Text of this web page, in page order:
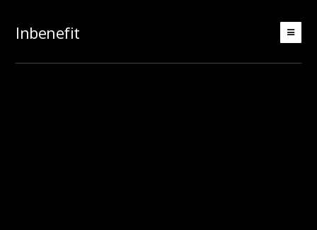
Inbenefit